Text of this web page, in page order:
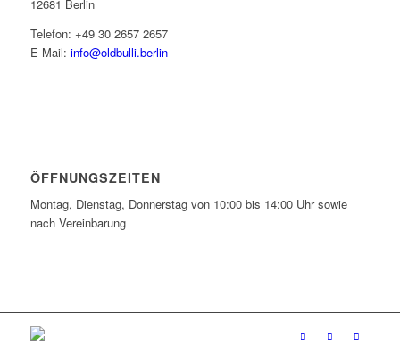
12681 Berlin
Telefon: +49 30 2657 2657
E-Mail: info@oldbulli.berlin
ÖFFNUNGSZEITEN
Montag, Dienstag, Donnerstag von 10:00 bis 14:00 Uhr sowie
nach Vereinbarung